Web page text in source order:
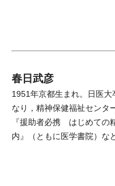
春日武彦
1951年京都生まれ。日医
なり，精神保健福祉センタ
『援助者必携 はじめての
内』（ともに医学書院）な